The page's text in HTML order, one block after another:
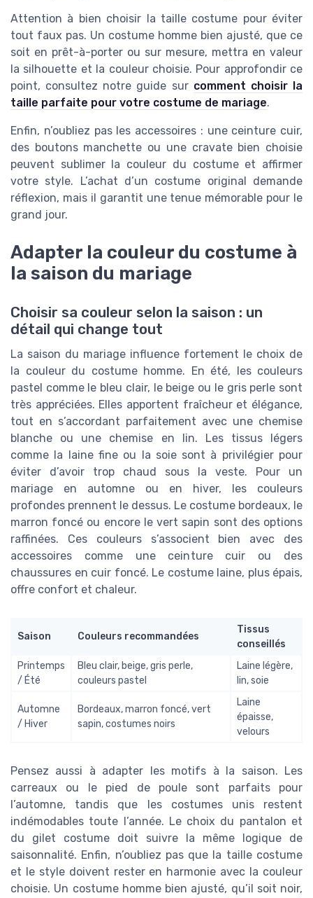
Attention à bien choisir la taille costume pour éviter
tout faux pas. Un costume homme bien ajusté, que ce
soit en prêt-à-porter ou sur mesure, mettra en valeur
la silhouette et la couleur choisie. Pour approfondir ce
point, consultez notre guide sur comment choisir la
taille parfaite pour votre costume de mariage.
Enfin, n’oubliez pas les accessoires : une ceinture cuir,
des boutons manchette ou une cravate bien choisie
peuvent sublimer la couleur du costume et affirmer
votre style. L’achat d’un costume original demande
réflexion, mais il garantit une tenue mémorable pour le
grand jour.
Adapter la couleur du costume à
la saison du mariage
Choisir sa couleur selon la saison : un
détail qui change tout
La saison du mariage influence fortement le choix de
la couleur du costume homme. En été, les couleurs
pastel comme le bleu clair, le beige ou le gris perle sont
très appréciées. Elles apportent fraîcheur et élégance,
tout en s’accordant parfaitement avec une chemise
blanche ou une chemise en lin. Les tissus légers
comme la laine fine ou la soie sont à privilégier pour
éviter d’avoir trop chaud sous la veste. Pour un
mariage en automne ou en hiver, les couleurs
profondes prennent le dessus. Le costume bordeaux, le
marron foncé ou encore le vert sapin sont des options
raffinées. Ces couleurs s’associent bien avec des
accessoires comme une ceinture cuir ou des
chaussures en cuir foncé. Le costume laine, plus épais,
offre confort et chaleur.
Saison Couleurs recommandées
Tissus
conseillés
Printemps
/ Été
Bleu clair, beige, gris perle,
couleurs pastel
Laine légère,
lin, soie
Automne
/ Hiver
Bordeaux, marron foncé, vert
sapin, costumes noirs
Laine
épaisse,
velours
Pensez aussi à adapter les motifs à la saison. Les
carreaux ou le pied de poule sont parfaits pour
l’automne, tandis que les costumes unis restent
indémodables toute l’année. Le choix du pantalon et
du gilet costume doit suivre la même logique de
saisonnalité. Enfin, n’oubliez pas que la taille costume
et le style doivent rester en harmonie avec la couleur
choisie. Un costume homme bien ajusté, qu’il soit noir,